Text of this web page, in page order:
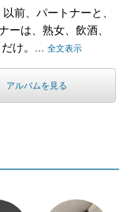
前、パートナーと、
ーは、熟女、飲酒、
け。...
全文表示
アルバムを見る